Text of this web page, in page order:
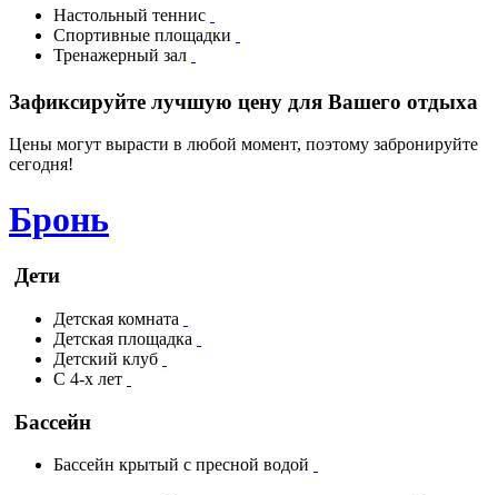
Настольный теннис
Спортивные площадки
Тренажерный зал
Зафиксируйте лучшую цену для Вашего отдыха
Цены могут вырасти в любой момент, поэтому забронируйте
сегодня!
Бронь
Дети
Детская комната
Детская площадка
Детский клуб
С 4-х лет
Бассейн
Бассейн крытый с пресной водой